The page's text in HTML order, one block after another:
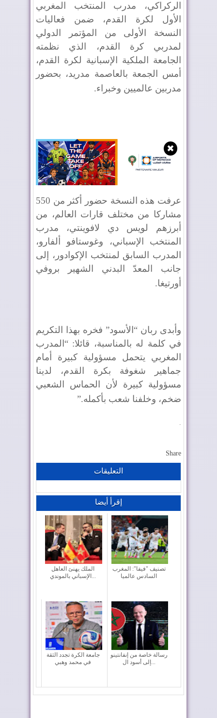
الركراكي، مدرب المنتخب المغربي
الأول لكرة القدم، ضمن فعاليات
النسخة الأولى من المؤتمر الدولي
لمدربي كرة القدم، الذي نظمته
الجامعة الملكية الإسبانية لكرة القدم،
أمس الجمعة بالعاصمة مدريد، بحضور
مدربين عالميين وخبراء.
✖
عرفت هذه النسخة حضور أكثر من 550
مشاركا من مختلف قارات العالم، من
أبرزهم لويس دي لافوينتي، مدرب
المنتخب الإسباني، وغوستافو ألفارو،
المدرب السابق لمنتخب الإكوادور، إلى
جانب المعدّ البدني الشهير بروفي
أورتيغا.
وأبدى ربان “الأسود” فخره بهذا التكريم
في كلمة له بالمناسبة، قائلا: “المدرب
المغربي يتحمل مسؤولية كبيرة أمام
جماهير شغوفة بكرة القدم، لدينا
مسؤولية كبيرة لأن الحماس الشعبي
ضخم، وخلفنا شعب بأكمله”.
.
Share
التعليقات
إقرأ أيضا
الملك يهنئ العاهل
الإسباني بالموندي...
تصنيف "فيفا": المغرب
السادس عالميا
جامعة الكرة تجدد الثقة
في محمد وهبي
رسالة خاصة من إنفانتينو
إلى أسود ال...